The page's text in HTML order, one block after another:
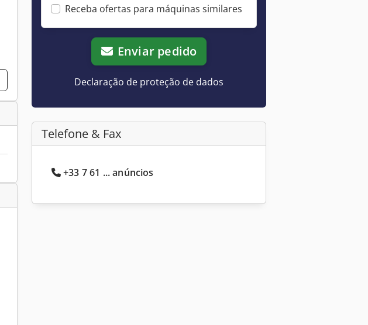
Receba ofertas para máquinas similares
Enviar pedido
Declaração de proteção de dados
Telefone & Fax
+33 7 61 ... anúncios